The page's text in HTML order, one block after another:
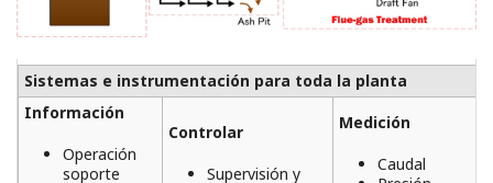
Sistemas e instrumentación para toda la planta
Información
Operación
soporte
Controlar
Supervisión y
Medición
Caudal